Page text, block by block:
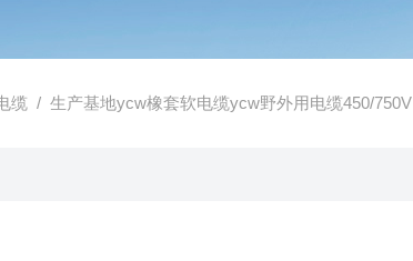
缆 / 生产基地ycw橡套软电缆ycw野外用电缆450/750V